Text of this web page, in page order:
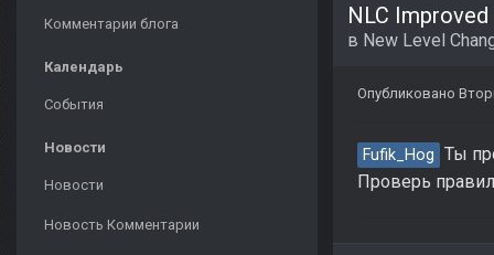
Комментарии блога
Календарь
События
Новости
Новости
Новость Комментарии
NLC
в New Level
Опубликовано
Fufik_Hog Ты
Проверь